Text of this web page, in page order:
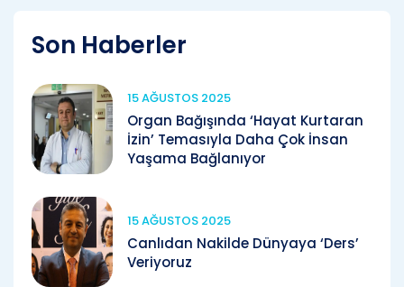
Son Haberler
15 AĞUSTOS 2025
Organ Bağışında ‘Hayat Kurtaran
İzin’ Temasıyla Daha Çok İnsan
Yaşama Bağlanıyor
15 AĞUSTOS 2025
Canlıdan Nakilde Dünyaya ‘Ders’
Veriyoruz